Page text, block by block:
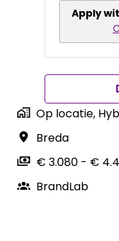
Apply
Op locatie,
Breda
€ 3.080 - €
BrandLab